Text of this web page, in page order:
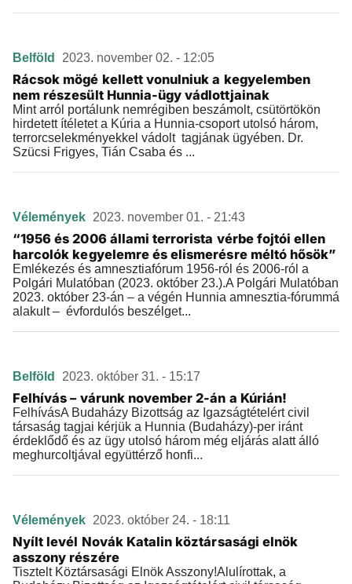
Belföld 2023. november 02. - 12:05
Rácsok mögé kellett vonulniuk a kegyelemben
nem részesült Hunnia-ügy vádlottjainak
Mint arról portálunk nemrégiben beszámolt, csütörtökön
hirdetett ítéletet a Kúria a Hunnia-csoport utolsó három,
terrorcselekményekkel vádolt tagjának ügyében. Dr.
Szücsi Frigyes, Tián Csaba és ...
Vélemények 2023. november 01. - 21:43
“1956 és 2006 állami terrorista vérbe fojtói ellen
harcolók kegyelemre és elismerésre méltó hősök”
Emlékezés és amnesztiafórum 1956-ról és 2006-ról a
Polgári Mulatóban (2023. október 23.).A Polgári Mulatóban
2023. október 23-án – a végén Hunnia amnesztia-fórummá
alakult – évfordulós beszélget...
Belföld 2023. október 31. - 15:17
Felhívás – várunk november 2-án a Kúrián!
FelhívásA Budaházy Bizottság az Igazságtételért civil
társaság tagjai kérjük a Hunnia (Budaházy)-per iránt
érdeklődő és az ügy utolsó három még eljárás alatt álló
meghurcoltjával együttérző honfi...
Vélemények 2023. október 24. - 18:11
Nyílt levél Novák Katalin köztársasági elnök
asszony részére
Tisztelt Köztársasági Elnök Asszony!Alulírottak, a